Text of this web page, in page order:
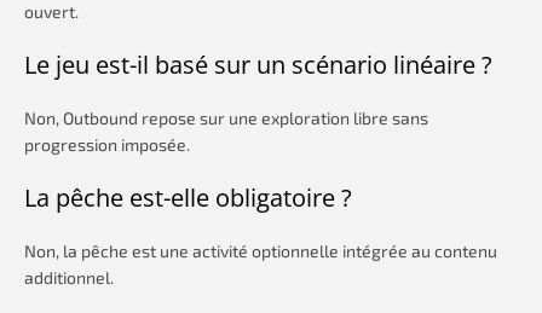
ouvert.
Le jeu est-il basé sur un scénario linéaire ?
Non, Outbound repose sur une exploration libre sans
progression imposée.
La pêche est-elle obligatoire ?
Non, la pêche est une activité optionnelle intégrée au contenu
additionnel.